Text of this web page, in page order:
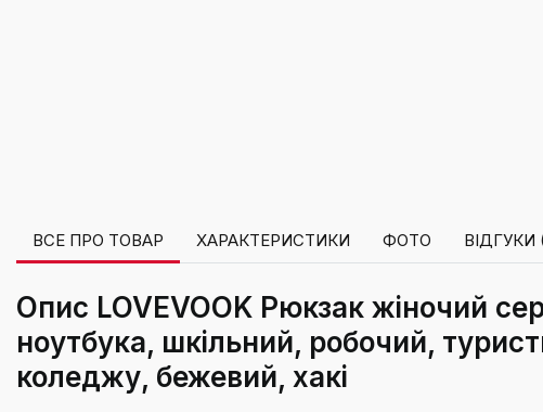
ВСЕ ПРО ТОВАР ХАРАКТЕРИСТИКИ ФОТО ВІДГУКИ
Опис LOVEVOOK Рюкзак жіночий
ноутбука, шкільний, робочий,
коледжу, бежевий, хакі